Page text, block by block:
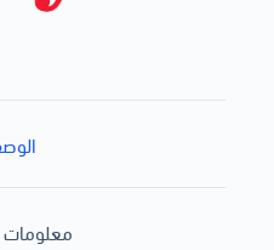
معلومات